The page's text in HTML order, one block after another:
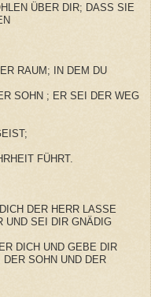
ÜBER DIR; DASS SIE
RAUM; IN DEM DU
SOHN ; ER SEI DER WEG
FÜHRT.
DER HERR LASSE
UND SEI DIR GNÄDIG
DICH UND GEBE DIR
SOHN UND DER